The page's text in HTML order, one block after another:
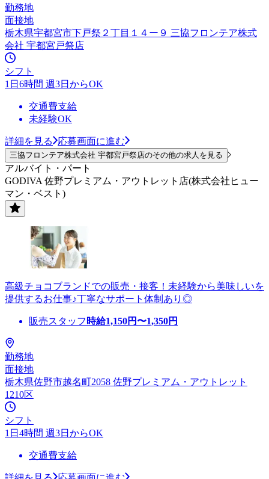
勤務地
面接地
栃木県宇都宮市下戸祭２丁目１４ー９ 三協フロンテア株式
会社 宇都宮戸祭店
シフト
1日6時間 週3日からOK
交通費支給
未経験OK
詳細を見る 応募画面に進む
三協フロンテア株式会社 宇都宮戸祭店のその他の求人を見る
アルバイト・パート
GODIVA 佐野プレミアム・アウトレット店(株式会社ヒュー
マン・ベスト)
高級チョコブランドでの販売・接客！未経験から美味しいを
提供するお仕事♪丁寧なサポート体制あり◎
販売スタッフ 時給1,150円〜1,350円
勤務地
面接地
栃木県佐野市越名町2058 佐野プレミアム・アウトレット
1210区
シフト
1日4時間 週3日からOK
交通費支給